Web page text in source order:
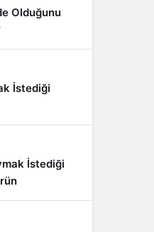
Olduğunu
İstediği
İstediği